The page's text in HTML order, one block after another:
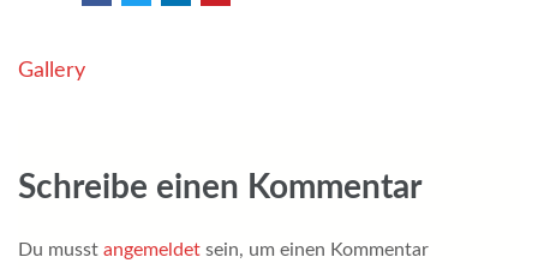
Beitragsnavigation
Gallery
Schreibe einen Kommentar
Du musst angemeldet sein, um einen Kommentar